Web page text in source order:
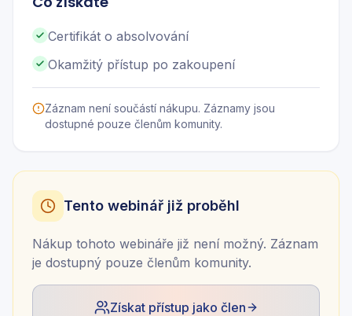
Certifikát o absolvování
Okamžitý přístup po zakoupení
Záznam není součástí nákupu. Záznamy jsou
dostupné pouze členům komunity.
Tento webinář již proběhl
Nákup tohoto webináře již není možný. Záznam
je dostupný pouze členům komunity.
Získat přístup jako člen